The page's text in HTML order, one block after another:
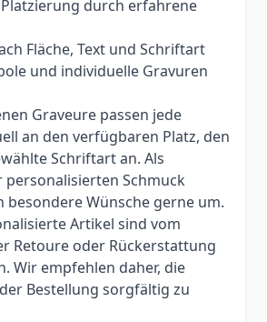
durch erfahrene
Fläche, Text und Schriftart
und individuelle Gravuren
Graveure passen jede
an den verfügbaren Platz, den
Schriftart an. Als
personalisierten Schmuck
besondere Wünsche gerne um.
Artikel sind vom
Retoure oder Rückerstattung
Wir empfehlen daher, die
Bestellung sorgfältig zu